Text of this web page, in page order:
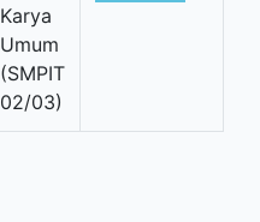
Karya
Umum
(SMPIT
02/03)